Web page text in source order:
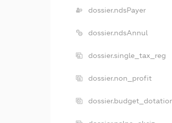
dossier.ndsPayer
dossier.ndsAnnul
dossier.single_tax_reg
dossier.non_profit